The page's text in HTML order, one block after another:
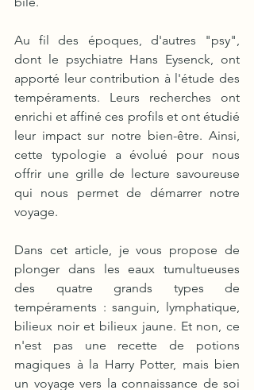
Au fil des époques, d'autres "psy",
dont le psychiatre Hans Eysenck, ont
apporté leur contribution à l'étude des
tempéraments. Leurs recherches ont
enrichi et affiné ces profils et ont étudié
leur impact sur notre bien-être. Ainsi,
cette typologie a évolué pour nous
offrir une grille de lecture savoureuse
qui nous permet de démarrer notre
voyage.
Dans cet article, je vous propose de
plonger dans les eaux tumultueuses
des quatre grands types de
tempéraments : sanguin, lymphatique,
bilieux noir et bilieux jaune. Et non, ce
n'est pas une recette de potions
magiques à la Harry Potter, mais bien
un voyage vers la connaissance de soi